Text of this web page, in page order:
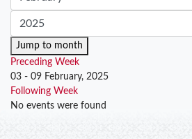
Jump to month
Preceding Week
03 - 09 February, 2025
Following Week
No events were found